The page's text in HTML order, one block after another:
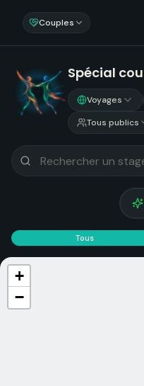
Couples
Spécial
Voyages
Tous publics
Tous
+
−